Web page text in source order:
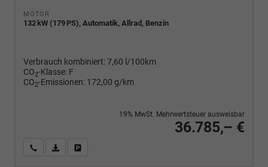
MOTOR
132 kW (179 PS), Automatik, Allrad, Benzin
Verbrauch kombiniert:7,60 l/100km
CO2-Klasse: F
CO2-Emissionen: 172,00 g/km
36.785,– €
19% MwSt. Mehrwertsteuer ausweisbar
Wir rufen Sie anPDF-Fahrzeugexposé drucken